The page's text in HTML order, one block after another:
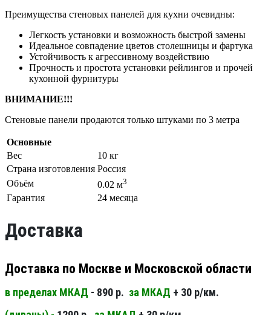
Преимущества стеновых панелей для кухни очевидны:
Легкость установки и возможность быстрой замены
Идеальное совпадение цветов столешницы и фартука
Устойчивость к агрессивному воздействию
Прочность и простота установки рейлингов и прочей
кухонной фурнитуры
ВНИМАНИЕ!!!
Стеновые панели продаются только штуками по 3 метра
Основные
Вес
10 кг
Страна изготовления Россия
Объём
0.02 м3
Гарантия 24 месяца
Доставка
Доставка по Москве и Московской области
в пределах МКАД - 890 р. за МКАД + 30 р/км.